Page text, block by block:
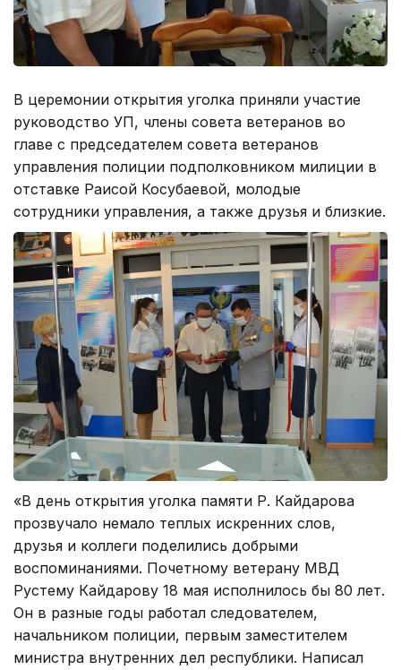
В церемонии открытия уголка приняли участие
руководство УП, члены совета ветеранов во
главе с председателем совета ветеранов
управления полиции подполковником милиции в
отставке Раисой Косубаевой, молодые
сотрудники управления, а также друзья и близкие.
«В день открытия уголка памяти Р. Кайдарова
прозвучало немало теплых искренних слов,
друзья и коллеги поделились добрыми
воспоминаниями. Почетному ветерану МВД
Рустему Кайдарову 18 мая исполнилось бы 80 лет.
Он в разные годы работал следователем,
начальником полиции, первым заместителем
министра внутренних дел республики. Написал